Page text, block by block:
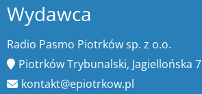
Wydawca
Radio Pasmo Piotrków sp. z o.o.
Piotrków Trybunalski, Jagiellońska 7
kontakt@epiotrkow.pl